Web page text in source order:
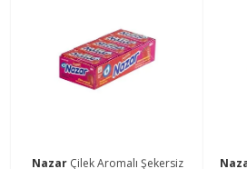
Nazar Çilek Aromalı Şekersiz